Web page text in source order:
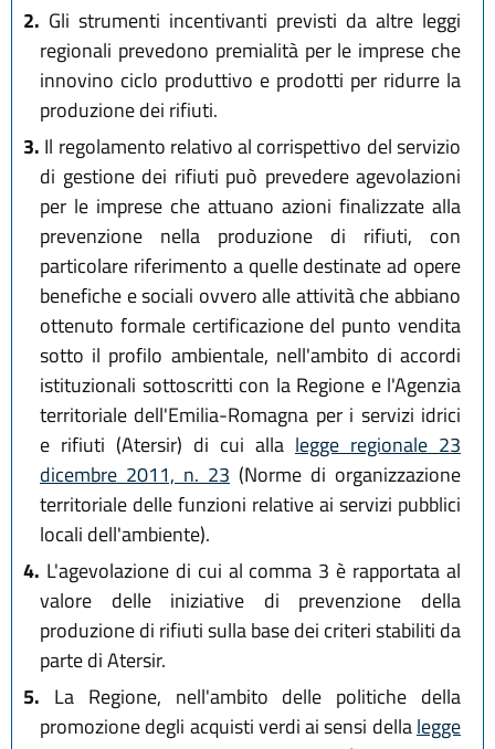
2. Gli strumenti incentivanti previsti da altre leggi
regionali prevedono premialità per le imprese che
innovino ciclo produttivo e prodotti per ridurre la
produzione dei rifiuti.
3. Il regolamento relativo al corrispettivo del servizio
di gestione dei rifiuti può prevedere agevolazioni
per le imprese che attuano azioni finalizzate alla
prevenzione nella produzione di rifiuti, con
particolare riferimento a quelle destinate ad opere
benefiche e sociali ovvero alle attività che abbiano
ottenuto formale certificazione del punto vendita
sotto il profilo ambientale, nell'ambito di accordi
istituzionali sottoscritti con la Regione e l'Agenzia
territoriale dell'Emilia-Romagna per i servizi idrici
e rifiuti (Atersir) di cui alla legge regionale 23
dicembre 2011, n. 23 (Norme di organizzazione
territoriale delle funzioni relative ai servizi pubblici
locali dell'ambiente).
4. L'agevolazione di cui al comma 3 è rapportata al
valore delle iniziative di prevenzione della
produzione di rifiuti sulla base dei criteri stabiliti da
parte di Atersir.
5. La Regione, nell'ambito delle politiche della
promozione degli acquisti verdi ai sensi dellalegge